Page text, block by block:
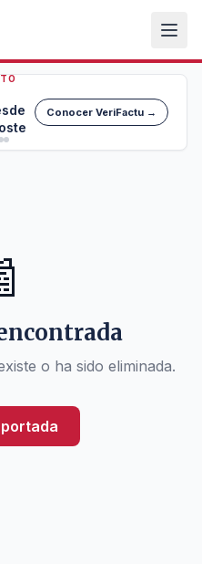
Conocer VeriFactu →
o ha sido eliminada.